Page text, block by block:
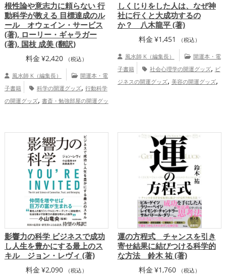
根性論や意志力に頼らない 行
動科学が教える 目標達成のル
ール オウェイン・サービス
(著), ローリー・ギャラガー
(著), 国枝 成美 (翻訳)
料金 ¥2,420 （税込）
風水師 K（編集長）
開運本・電
子書籍
科学の開運グッズ, 行動科学
の開運グッズ, 書斎・勉強部屋の開運グッ
しくじりをした人は、なぜ神
社に行くと大成功するの
か？ 八木龍平 (著)
料金 ¥1,451 （税込）
風水師 K（編集長）
開運本・電
子書籍
社会心理学の開運グッズ, ビ
ジネスの開運グッズ, 美容の開運グッズ,
アップ,金運アップ,仕事運アップ,健康
家庭運・家族運アップ
運・全体運アップ
影響力の科学 ビジネスで成功
し人生を豊かにする最上のス
キル ジョン・レヴィ (著)
料金 ¥2,090 （税込）
運の方程式 チャンスを引き
寄せ結果に結びつける科学的
な方法 鈴木 祐 (著)
料金 ¥1,760 （税込）